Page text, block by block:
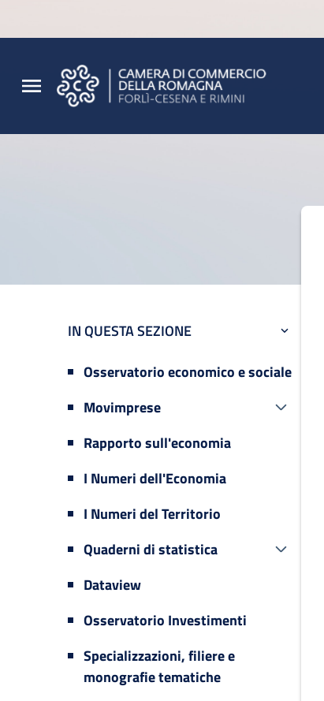
IN QUESTA SEZIONE
Osservatorio economico e sociale
Movimprese
Rapporto sull'economia
I Numeri dell'Economia
I Numeri del Territorio
Quaderni di statistica
Dataview
Osservatorio Investimenti
Specializzazioni, filiere e
monografie tematiche